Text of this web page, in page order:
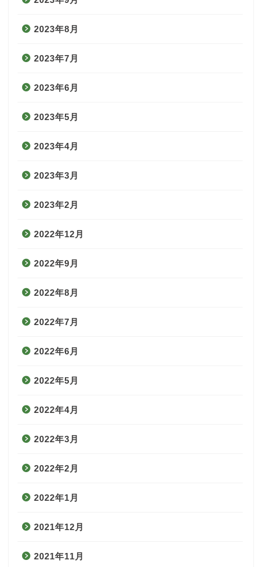
2023年8月
2023年7月
2023年6月
2023年5月
2023年4月
2023年3月
2023年2月
2022年12月
2022年9月
2022年8月
2022年7月
2022年6月
2022年5月
2022年4月
2022年3月
2022年2月
2022年1月
2021年12月
2021年11月